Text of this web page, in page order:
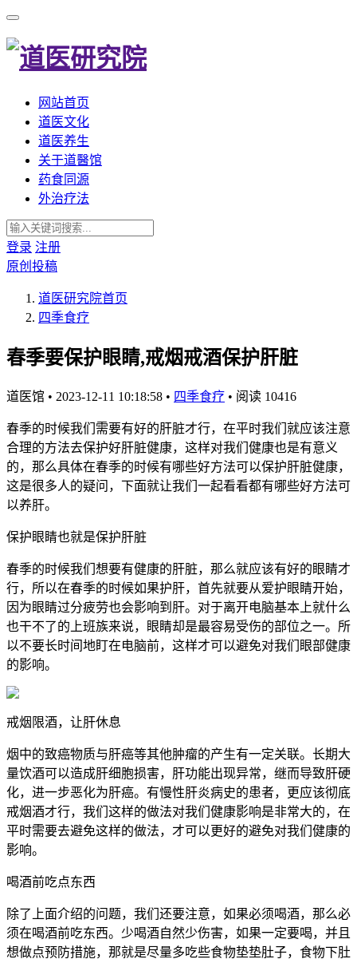
网站首页
道医文化
道医养生
关于道醫馆
药食同源
外治疗法
登录 注册
原创投稿
道医研究院首页
四季食疗
春季要保护眼睛,戒烟戒酒保护肝脏
道医馆 • 2023-12-11 10:18:58 • 四季食疗 • 阅读 10416
春季的时候我们需要有好的肝脏才行，在平时我们就应该注意
合理的方法去保护好肝脏健康，这样对我们健康也是有意义
的，那么具体在春季的时候有哪些好方法可以保护肝脏健康，
这是很多人的疑问，下面就让我们一起看看都有哪些好方法可
以养肝。
保护眼睛也就是保护肝脏
春季的时候我们想要有健康的肝脏，那么就应该有好的眼睛才
行，所以在春季的时候如果护肝，首先就要从爱护眼睛开始，
因为眼睛过分疲劳也会影响到肝。对于离开电脑基本上就什么
也干不了的上班族来说，眼睛却是最容易受伤的部位之一。所
以不要长时间地盯在电脑前，这样才可以避免对我们眼部健康
的影响。
戒烟限酒，让肝休息
烟中的致癌物质与肝癌等其他肿瘤的产生有一定关联。长期大
量饮酒可以造成肝细胞损害，肝功能出现异常，继而导致肝硬
化，进一步恶化为肝癌。有慢性肝炎病史的患者，更应该彻底
戒烟酒才行，我们这样的做法对我们健康影响是非常大的，在
平时需要去避免这样的做法，才可以更好的避免对我们健康的
影响。
喝酒前吃点东西
除了上面介绍的问题，我们还要注意，如果必须喝酒，那么必
须在喝酒前吃东西。少喝酒自然少伤害，如果一定要喝，并且
想做点预防措施，那就是尽量多吃些食物垫垫肚子，食物下肚